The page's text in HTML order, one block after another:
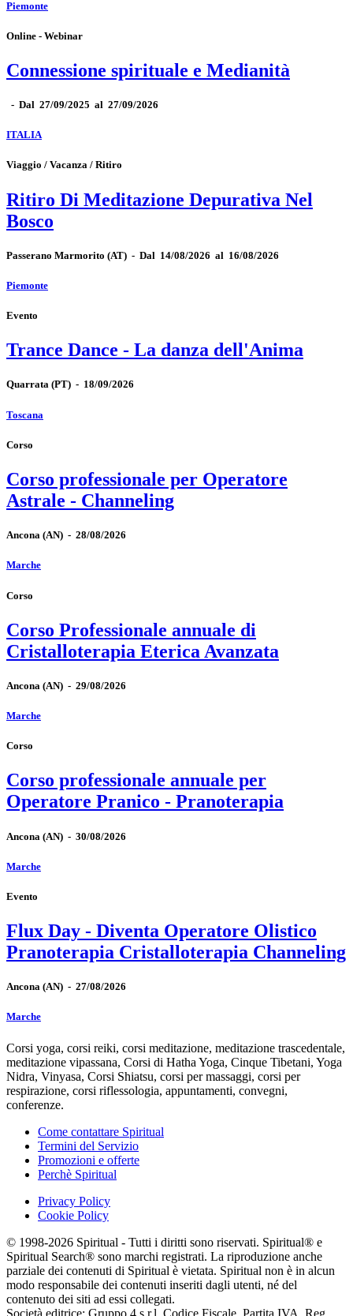
Piemonte
Online - Webinar
Connessione spirituale e Medianità
- Dal 27/09/2025 al 27/09/2026
ITALIA
Viaggio / Vacanza / Ritiro
Ritiro Di Meditazione Depurativa Nel
Bosco
Passerano Marmorito (AT) - Dal 14/08/2026 al 16/08/2026
Piemonte
Evento
Trance Dance - La danza dell'Anima
Quarrata (PT) - 18/09/2026
Toscana
Corso
Corso professionale per Operatore
Astrale - Channeling
Ancona (AN) - 28/08/2026
Marche
Corso
Corso Professionale annuale di
Cristalloterapia Eterica Avanzata
Ancona (AN) - 29/08/2026
Marche
Corso
Corso professionale annuale per
Operatore Pranico - Pranoterapia
Ancona (AN) - 30/08/2026
Marche
Evento
Flux Day - Diventa Operatore Olistico
Pranoterapia Cristalloterapia Channeling
Ancona (AN) - 27/08/2026
Marche
Corsi yoga, corsi reiki, corsi meditazione, meditazione trascedentale,
meditazione vipassana, Corsi di Hatha Yoga, Cinque Tibetani, Yoga
Nidra, Vinyasa, Corsi Shiatsu, corsi per massaggi, corsi per
respirazione, corsi riflessologia, appuntamenti, convegni,
conferenze.
Come contattare Spiritual
Termini del Servizio
Promozioni e offerte
Perchè Spiritual
Privacy Policy
Cookie Policy
© 1998-2026 Spiritual - Tutti i diritti sono riservati. Spiritual® e
Spiritual Search® sono marchi registrati. La riproduzione anche
parziale dei contenuti di Spiritual è vietata. Spiritual non è in alcun
modo responsabile dei contenuti inseriti dagli utenti, né del
contenuto dei siti ad essi collegati.
Società editrice: Gruppo 4 s.r.l. Codice Fiscale, Partita IVA, Reg.